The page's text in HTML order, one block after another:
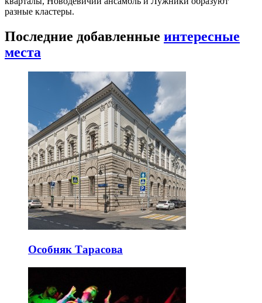
разные кластеры.
Последние добавленные интересные
места
Особняк Тарасова